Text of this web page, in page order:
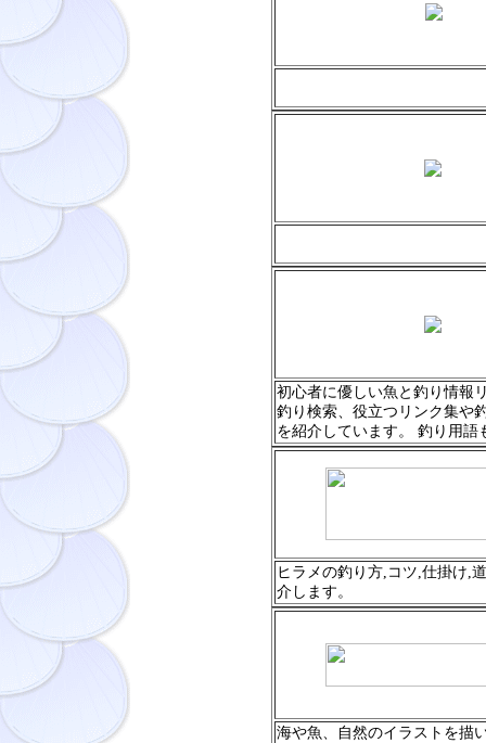
初心者に優しい魚と釣り情報
釣り検索、役立つリンク集や
を紹介しています。 釣り用語
ヒラメの釣り方,コツ,仕掛け,
介します。
海や魚、自然のイラストを描